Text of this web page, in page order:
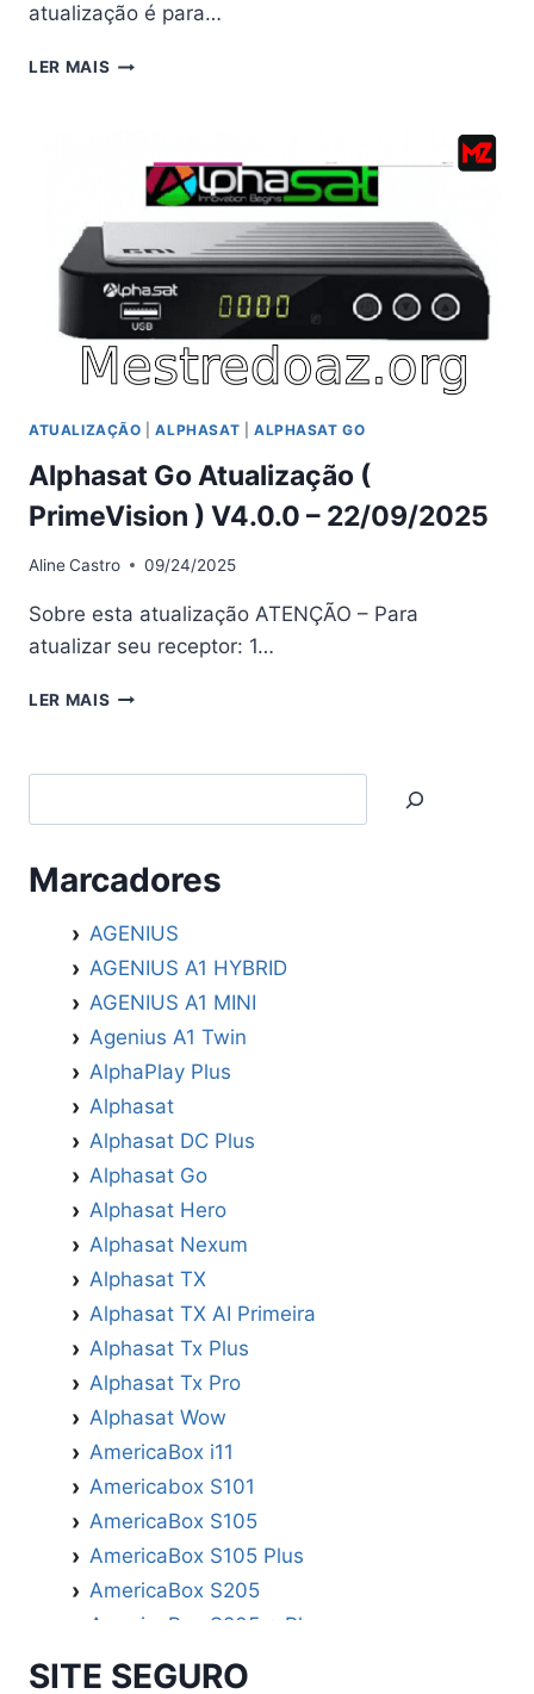
atualização é para…
LER MAIS ALPHASAT
PRIMEVISION
V4.01
02/04/2026
ATUALIZAÇÃO |ALPHASAT ALPHASAT GO
Alphasat Go Atualização (
PrimeVision ) V4.0.0 – 22/09/2025
AlineCastro 09/24/2025
Sobre esta atualização ATENÇÃO – Para
atualizar seu receptor: 1…
LER MAIS ALPHASAT
–
22/09/2025
Marcadores
AGENIUS
AGENIUS A1 HYBRID
AGENIUS A1 MINI
Agenius A1 Twin
AlphaPlay Plus
Alphasat
Alphasat DC Plus
Alphasat Go
Alphasat Hero
Alphasat Nexum
Alphasat TX
Alphasat TX AI Primeira
Alphasat Tx Plus
Alphasat Tx Pro
Alphasat Wow
AmericaBox i11
Americabox S101
AmericaBox S105
AmericaBox S105 Plus
AmericaBox S205
AmericaBox S205 + Plus
AmericaBox S305 GX
SITE SEGURO